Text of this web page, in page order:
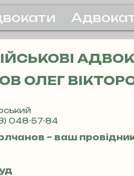
ОЛЕГ
048-57-84
– ваш